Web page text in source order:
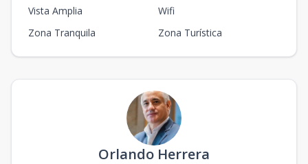
Vista Amplia
Wifi
Zona Tranquila
Zona Turística
Orlando Herrera